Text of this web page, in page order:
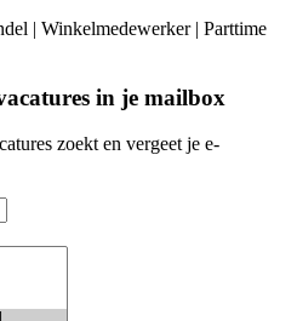
| Winkelmedewerker | Parttime
in je mailbox
zoekt en vergeet je e-